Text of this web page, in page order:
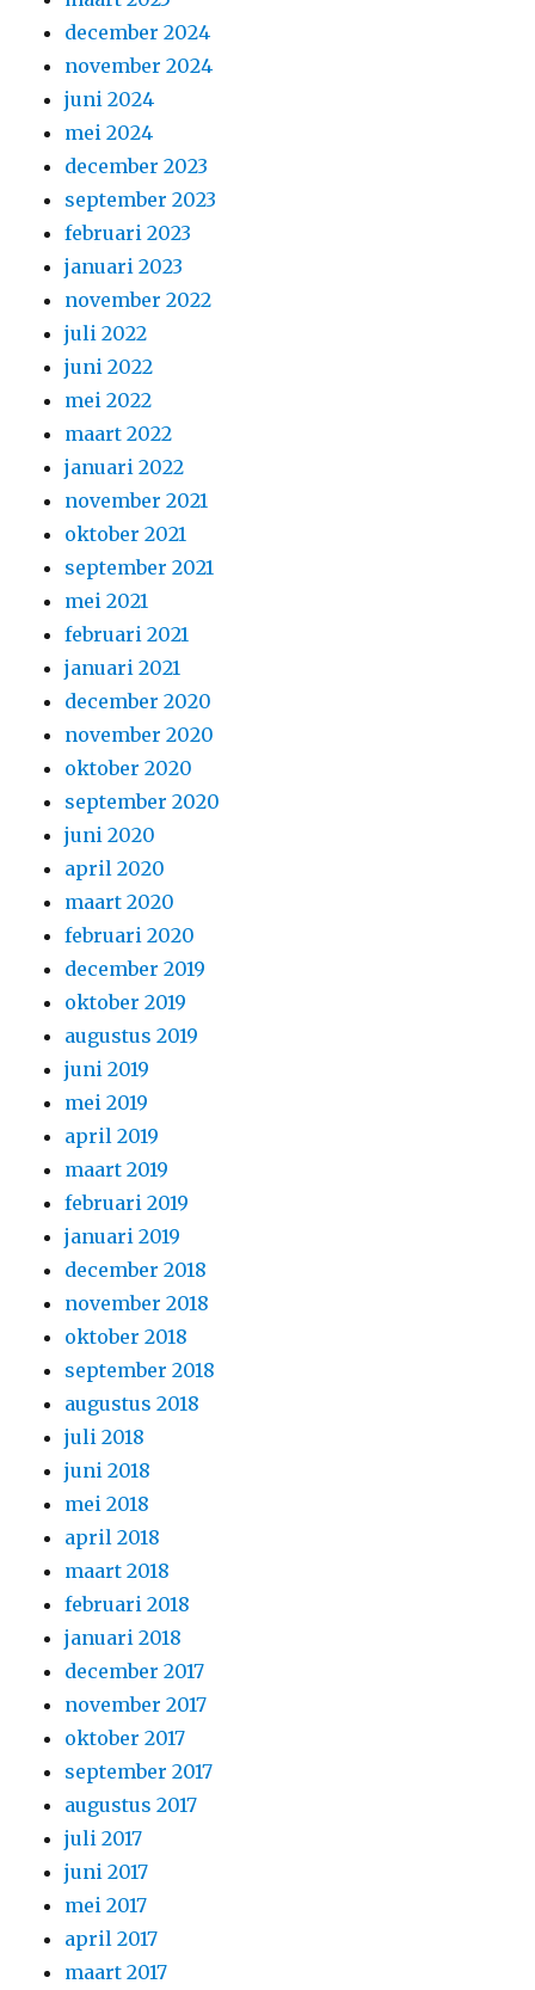
december 2024
november 2024
juni 2024
mei 2024
december 2023
september 2023
februari 2023
januari 2023
november 2022
juli 2022
juni 2022
mei 2022
maart 2022
januari 2022
november 2021
oktober 2021
september 2021
mei 2021
februari 2021
januari 2021
december 2020
november 2020
oktober 2020
september 2020
juni 2020
april 2020
maart 2020
februari 2020
december 2019
oktober 2019
augustus 2019
juni 2019
mei 2019
april 2019
maart 2019
februari 2019
januari 2019
december 2018
november 2018
oktober 2018
september 2018
augustus 2018
juli 2018
juni 2018
mei 2018
april 2018
maart 2018
februari 2018
januari 2018
december 2017
november 2017
oktober 2017
september 2017
augustus 2017
juli 2017
juni 2017
mei 2017
april 2017
maart 2017